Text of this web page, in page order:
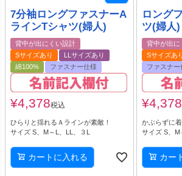
7分袖ロングファスナーA
ラインTシャツ(婦人)
背中が出にくい設計
Sサイズあり
LLサイズあり
綿100%
ファスナー仕様
¥4,378税込
ひらりと揺れるＡラインが素敵！
サイズ S、M～L、LL、３L
カートに入れる
ロング
ツ(婦人)
背中が出に
Sサイズあ
ファスナー
¥4,378
かぶらずに
サイズ S、M
カー